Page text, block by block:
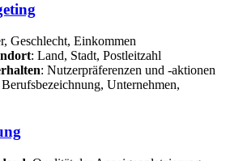
Geschlecht, Einkommen
: Land, Stadt, Postleitzahl
: Nutzerpräferenzen und -aktionen
Berufsbezeichnung, Unternehmen,